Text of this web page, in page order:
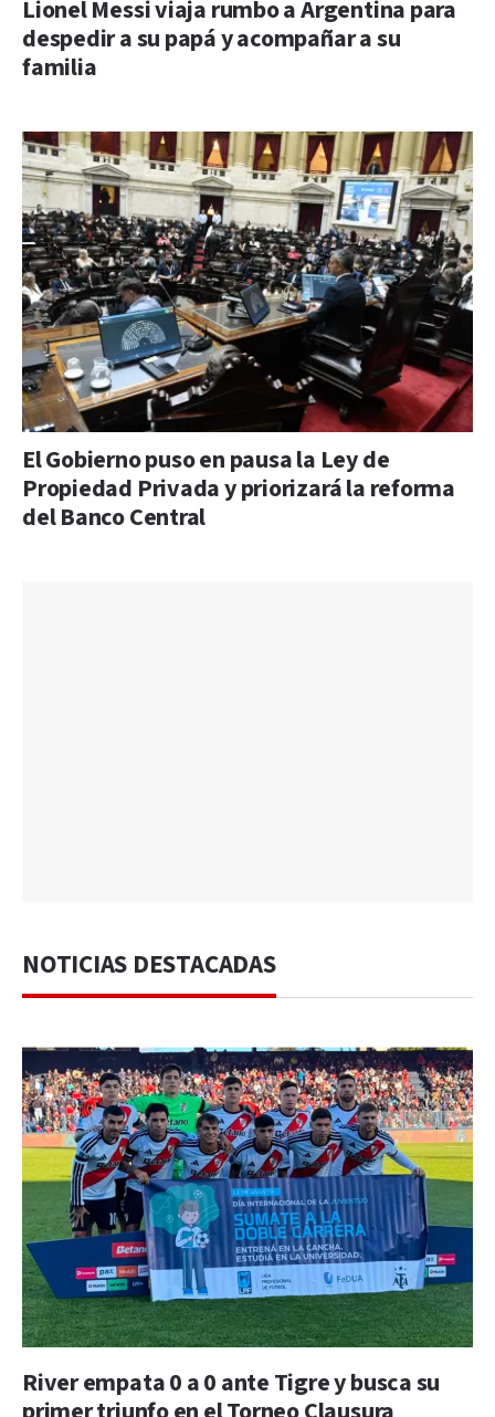
Lionel Messi viaja rumbo a Argentina para
despedir a su papá y acompañar a su
familia
El Gobierno puso en pausa la Ley de
Propiedad Privada y priorizará la reforma
del Banco Central
NOTICIAS DESTACADAS
River empata 0 a 0 ante Tigre y busca su